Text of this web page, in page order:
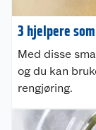
3 hjelpere
Med disse
og du kan
rengjøring.